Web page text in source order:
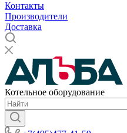
Контакты
Производители
Доставка
Котельное оборудование